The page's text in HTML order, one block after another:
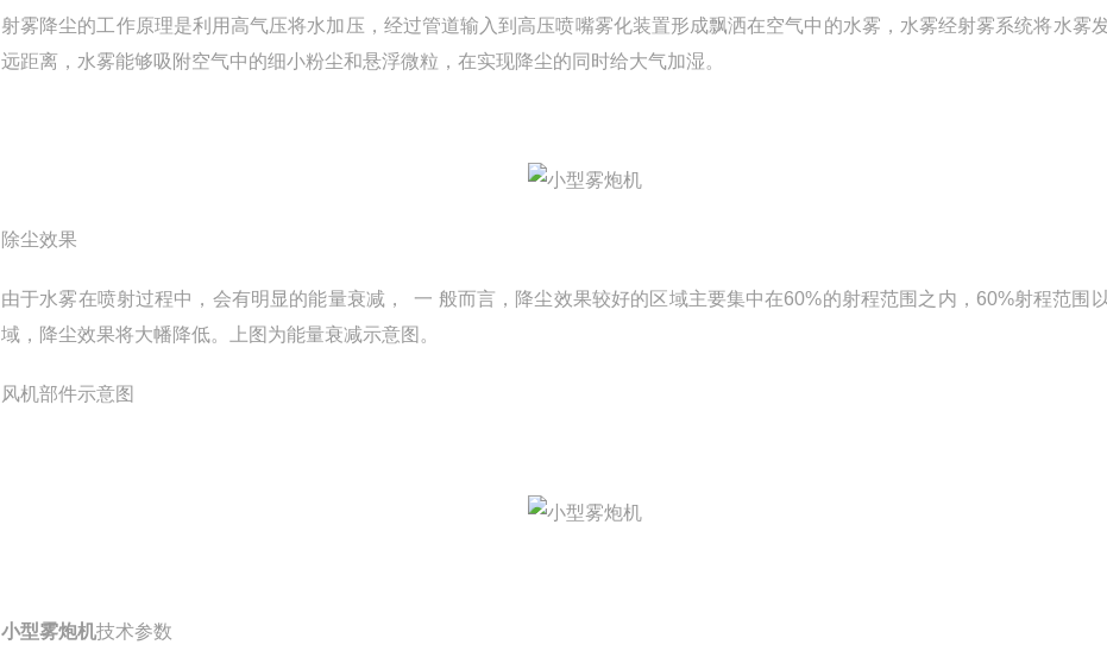
射雾降尘的工作原理是利用高气压将水加压，经过管道输入到高压喷嘴雾化装置形成飘洒在空气中的水雾，水雾经射雾系统将水雾
远距离，水雾能够吸附空气中的细小粉尘和悬浮微粒，在实现降尘的同时给大气加湿。
除尘效果
由于水雾在喷射过程中，会有明显的能量衰减， 一 般而言，降尘效果较好的区域主要集中在60%的射程范围之内，60%射程范围
域，降尘效果将大幡降低。上图为能量衰减示意图。
风机部件示意图
小型雾炮机技术参数